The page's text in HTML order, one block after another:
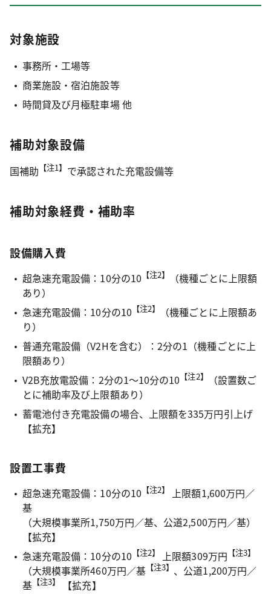
対象施設
事務所・工場等
商業施設・宿泊施設等
時間貸及び月極駐車場 他
補助対象設備
国補助 【注1】 で承認された充電設備等
補助対象経費・補助率
設備購入費
超急速充電設備：10分の10 【注2】
（機種ごとに上限額
あり）
急速充電設備：10分の10 【注2】
（機種ごとに上限額あ
り）
普通充電設備（V2Hを含む）：2分の1（機種ごとに上
限額あり）
V2B充放電設備：2分の1～10分の10 【注2】
（設置数ご
とに補助率及び上限額あり）
蓄電池付き充電設備の場合、上限額を335万円引上げ
【拡充】
設置工事費
超急速充電設備：10分の10 【注2】
上限額1,600万円／
基
（大規模事業所1,750万円／基、公道2,500万円／基）
【拡充】
急速充電設備：10分の10 【注2】 上限額309万円 【注3】
（大規模事業所460万円／基 【注3】 、公道1,200万円／
基 【注3】 【拡充】